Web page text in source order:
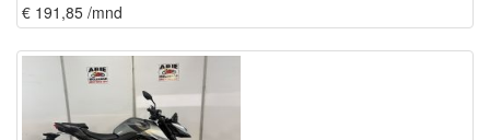
€ 191,85 /mnd